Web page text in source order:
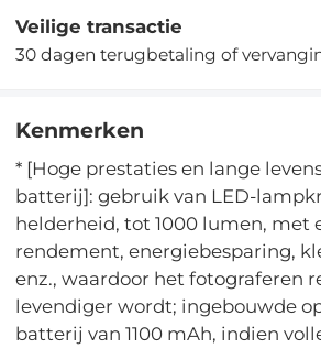
Veilige transactie
30 dagen terugbetaling of
Kenmerken
* [Hoge prestaties en lange
batterij]: gebruik van LED-
helderheid, tot 1000 lumen, met
rendement, energiebesparing,
enz., waardoor het fotograferen
levendiger wordt; ingebouwde
batterij van 1100 mAh, indien